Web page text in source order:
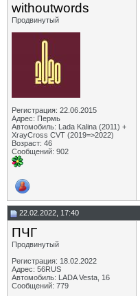
withoutwords
Продвинутый
Регистрация: 22.06.2015
Адрес: Пермь
Автомобиль: Lada Kalina (2011) +
XrayCross CVT (2019=>2022)
Возраст: 46
Сообщений: 902
22.02.2022, 17:40
ПЧГ
Продвинутый
Регистрация: 18.02.2022
Адрес: 56RUS
Автомобиль: LADA Vesta, 16
Сообщений: 779